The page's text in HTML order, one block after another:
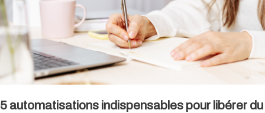
5 automatisations indispensables pour libérer du